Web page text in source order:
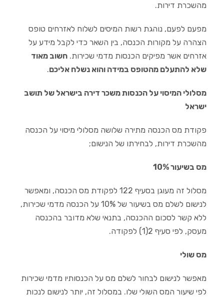
מהשכרת דירות.
מפעם לפעם, נוהגת רשות המיסים לשלוח לאזרחים טופס
הצהרה על מקורות הכנסה, בין השאר כדי לקבל מידע על
אזרחים אשר מפיקים הכנסות מדמי שכירות. חשוב מאוד
שלא להתעלם מהטופס במידה והוא נשלח אליכם.
מסלולי המיסוי על הכנסות משכר דירה בישראל של תושב
ישראל
פקודת מס הכנסה מתירה שלושה מסלולי מיסוי על הכנסה
מהשכרת דירות, לבחירתו של הנישום;
מס בשיעור 10%
מסלול זה מעוגן בסעיף 122 לפקודת מס הכנסה, ומאפשר
לנישום לשלם מס בשיעור של 10% על הכנסה מדמי שכירות,
ללא קשר לסכום ההכנסה, בתנאי שלא מדובר בהכנסה
מעסק, לפי סעיף 2(1) לפקודה.
מס שולי
מאפשר לנישום לבחור לשלם מס על הכנסותיו מדמי שכירות
לפי שיעור המס השולי שלו. במסלול זה, יותר לנישום לנכות